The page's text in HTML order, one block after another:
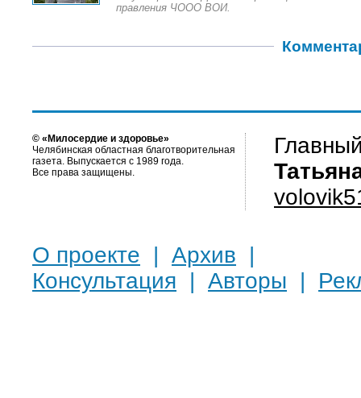
правления ЧООО ВОИ.
© «Милосердие и здоровье»
Челябинская областная благотворительная
газета. Выпускается с 1989 года.
Все права защищены.
О проекте | Архив |
Консультация | Авторы |